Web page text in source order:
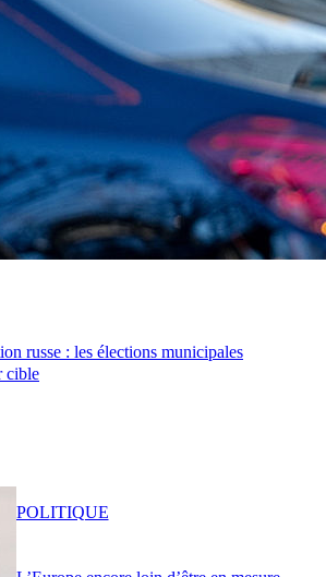
russe : les élections municipales
cible
POLITIQUE